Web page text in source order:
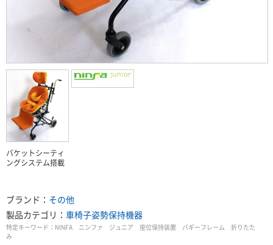
バケットシーティ
ングシステム搭載
ブランド： その他
製品カテゴリ： 車椅子姿勢保持機器
特定キーワード： NINFA ニンファ ジュニア 座位保持装置 バギーフレーム 折りたた
み